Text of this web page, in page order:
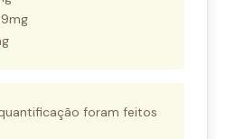
foram feitos